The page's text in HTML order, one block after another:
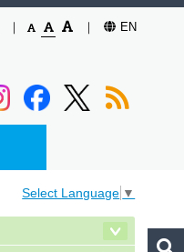
EN
Select Language ▼